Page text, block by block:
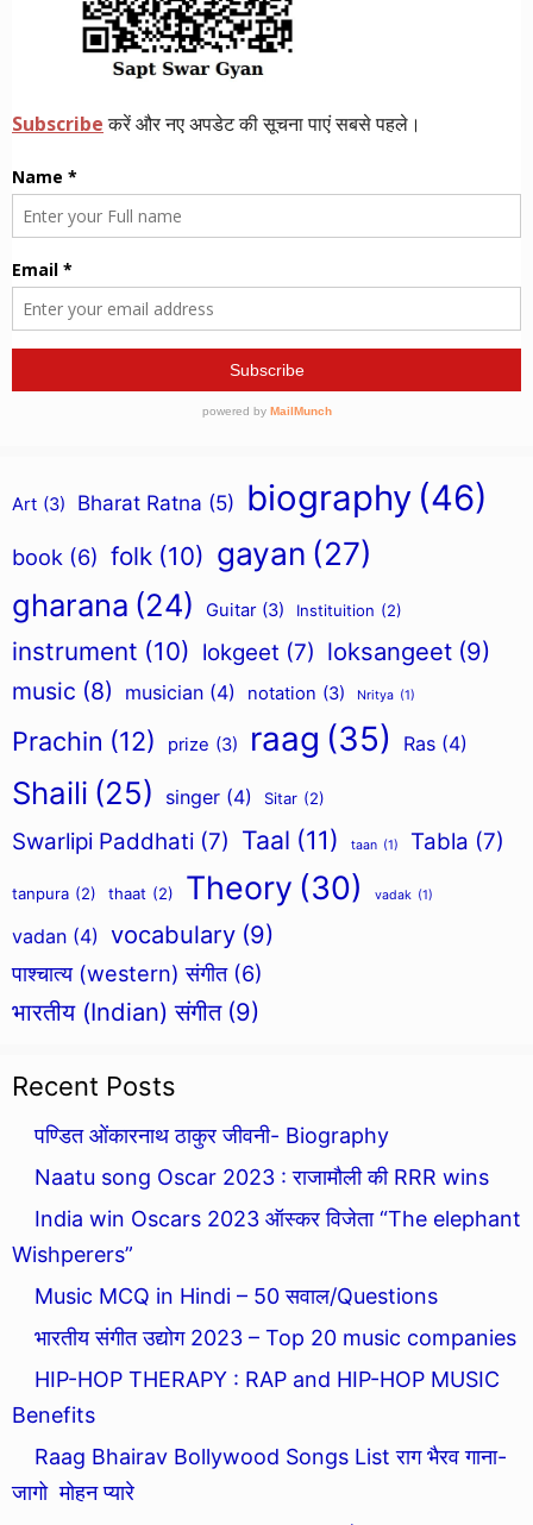
Art (3) Bharat Ratna (5) biography (46)
book (6) folk (10) gayan (27)
gharana (24) Guitar (3) Instituition (2)
instrument (10) lokgeet (7) loksangeet (9)
music (8) musician (4) notation (3) Nritya (1)
Prachin (12) prize (3) raag (35) Ras (4)
Shaili (25) singer (4) Sitar (2)
Swarlipi Paddhati (7) Taal (11) taan (1) Tabla (7)
tanpura (2) thaat (2) Theory (30) vadak (1)
vadan (4) vocabulary (9)
पाश्चात्य (western) संगीत (6)
भारतीय (Indian) संगीत (9)
Recent Posts
पण्डित ओंकारनाथ ठाकुर जीवनी- Biography
Naatu song Oscar 2023 : राजामौली की RRR wins
India win Oscars 2023 ऑस्कर विजेता “The elephant
Wishperers”
Music MCQ in Hindi – 50 सवाल/Questions
भारतीय संगीत उद्योग 2023 – Top 20 music companies
HIP-HOP THERAPY : RAP and HIP-HOP MUSIC
Benefits
Raag Bhairav Bollywood Songs List राग भैरव गाना-
जागो मोहन प्यारे